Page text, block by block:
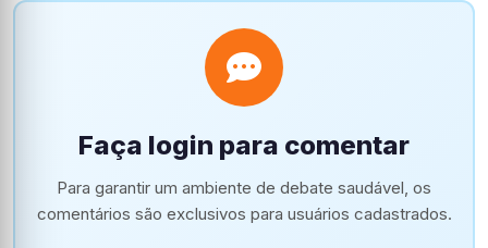
Faça login para comentar
Para garantir um ambiente de debate saudável, os
comentários são exclusivos para usuários cadastrados.